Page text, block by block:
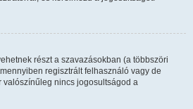
részt a szavazásokban (a többszöri
regisztrált felhasználó vagy de
valószínűleg nincs jogosultságod a